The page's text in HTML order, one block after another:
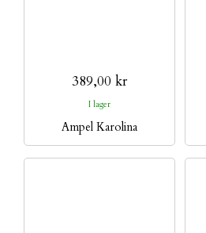
389,00 kr
I lager
Ampel Karolina